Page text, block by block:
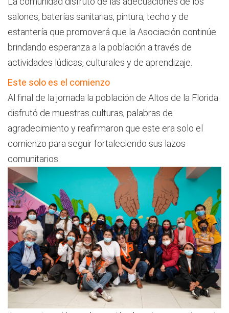
salones, baterías sanitarias, pintura, techo y de
estantería que promoverá que la Asociación continúe
brindando esperanza a la población a través de
actividades lúdicas, culturales y de aprendizaje.
Este solo es el comienzo
Al final de la jornada la población de Altos de la Florida
disfrutó de muestras culturas, palabras de
agradecimiento y reafirmaron que este era solo el
comienzo para seguir fortaleciendo sus lazos
comunitarios.